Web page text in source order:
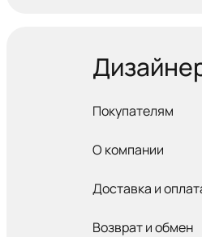
Покупателям
О компании
Доставка и
Возврат и обмен